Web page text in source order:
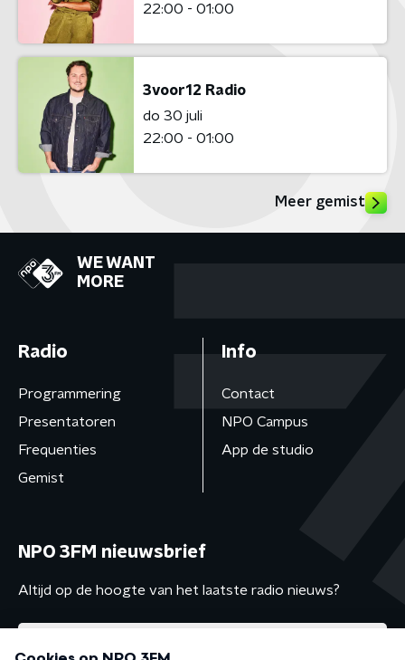
22:00 - 01:00
3voor12 Radio
do 30 juli
22:00 - 01:00
Meer gemist
WE WANT
MORE
Radio
Programmering
Presentatoren
Frequenties
Gemist
Info
Contact
NPO Campus
App de studio
NPO 3FM nieuwsbrief
Altijd op de hoogte van het laatste radio nieuws?